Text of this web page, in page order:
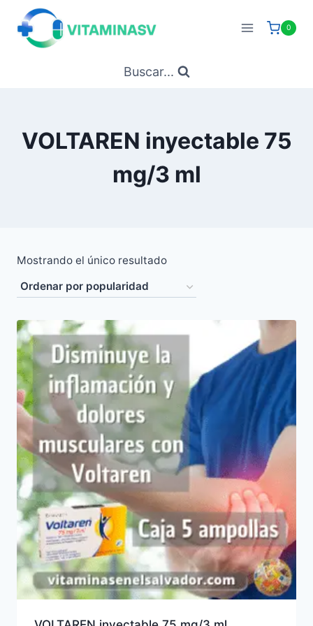
Saltar
contenido
0
Buscar...
VOLTAREN inyectable 75
mg/3 ml
Mostrando el único resultado